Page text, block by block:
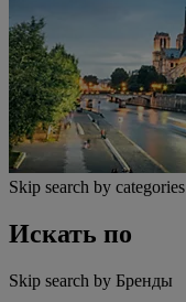
Skip search by categories
Искать по
Skip search by Бренды